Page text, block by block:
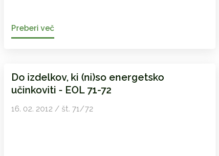
Preberi več
Do izdelkov, ki (ni)so energetsko
učinkoviti - EOL 71-72
16. 02. 2012 / št. 71/72